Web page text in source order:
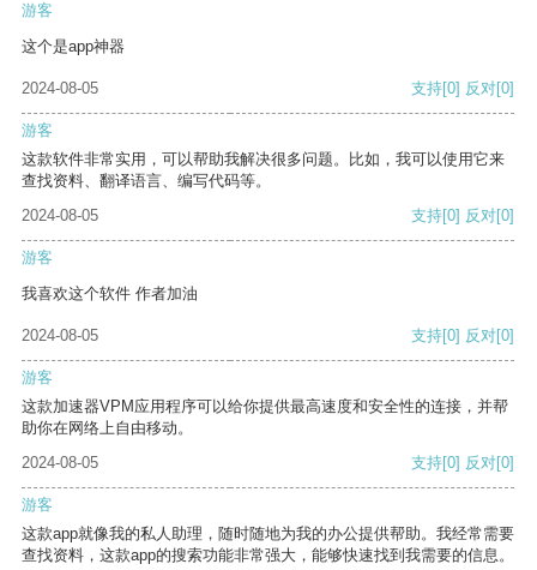
游客
这个是app神器
2024-08-05 支持[0] 反对[0]
游客
这款软件非常实用，可以帮助我解决很多问题。比如，我可以使用它来
查找资料、翻译语言、编写代码等。
2024-08-05
支持[0] 反对[0]
游客
我喜欢这个软件 作者加油
2024-08-05 支持[0] 反对[0]
游客
这款加速器VPM应用程序可以给你提供最高速度和安全性的连接，并帮
助你在网络上自由移动。
2024-08-05
支持[0] 反对[0]
游客
这款app就像我的私人助理，随时随地为我的办公提供帮助。我经常需要
查找资料，这款app的搜索功能非常强大，能够快速找到我需要的信息。